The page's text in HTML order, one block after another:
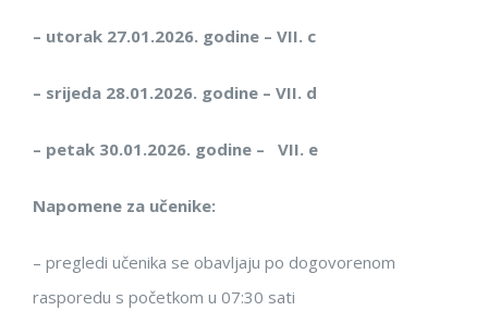
– utorak 27.01.2026. godine – VII. c
– srijeda 28.01.2026. godine – VII. d
– petak 30.01.2026. godine – VII. e
Napomene za učenike:
– pregledi učenika se obavljaju po dogovorenom
rasporedu s početkom u 07:30 sati